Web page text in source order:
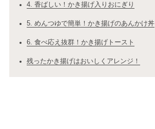
4. 香ばしい！かき揚げ入りおにぎり
5. めんつゆで簡単！かき揚げのあんかけ丼
6. 食べ応え抜群！かき揚げトースト
残ったかき揚げはおいしくアレンジ！